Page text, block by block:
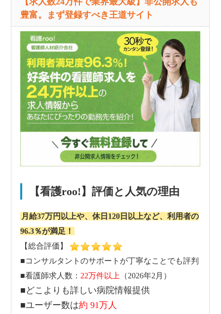
豊富。まず登録すべき王道サイト
【看護roo!】評価と人気の理由
月給37万円以上や、休日120日以上など、利用者の
96.3％が満足！
【総合評価】
■コンサルタントのサポートが丁寧なことでも評判
■看護師求人数： 22万件以上 （2026年2月）
■どこよりも詳しい病院情報提供
■ユーザー数は約 91万人